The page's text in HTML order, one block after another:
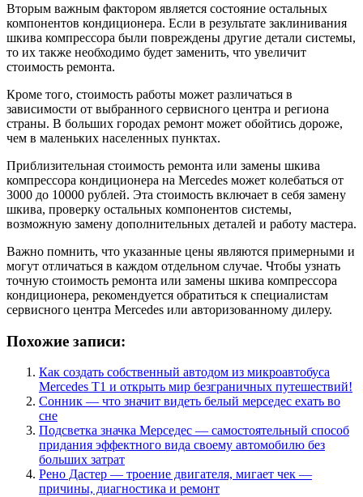
Вторым важным фактором является состояние остальных
компонентов кондиционера. Если в результате заклинивания
шкива компрессора были повреждены другие детали системы,
то их также необходимо будет заменить, что увеличит
стоимость ремонта.
Кроме того, стоимость работы может различаться в
зависимости от выбранного сервисного центра и региона
страны. В больших городах ремонт может обойтись дороже,
чем в маленьких населенных пунктах.
Приблизительная стоимость ремонта или замены шкива
компрессора кондиционера на Mercedes может колебаться от
3000 до 10000 рублей. Эта стоимость включает в себя замену
шкива, проверку остальных компонентов системы,
возможную замену дополнительных деталей и работу мастера.
Важно помнить, что указанные цены являются примерными и
могут отличаться в каждом отдельном случае. Чтобы узнать
точную стоимость ремонта или замены шкива компрессора
кондиционера, рекомендуется обратиться к специалистам
сервисного центра Mercedes или авторизованному дилеру.
Похожие записи:
Как создать собственный автодом из микроавтобуса
Mercedes T1 и открыть мир безграничных путешествий!
Сонник — что значит видеть белый мерседес ехать во
сне
Подсветка значка Мерседес — самостоятельный способ
придания эффектного вида своему автомобилю без
больших затрат
Рено Дастер — троение двигателя, мигает чек —
причины, диагностика и ремонт